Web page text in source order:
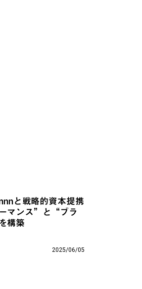
と戦略的資本提携
マンス”と“ブラ
構築
2025/06/05